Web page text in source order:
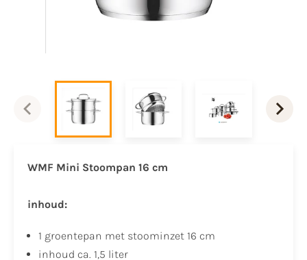
WMF Mini Stoompan 16 cm
inhoud:
1 groentepan met stoominzet 16 cm
inhoud ca. 1,5 liter